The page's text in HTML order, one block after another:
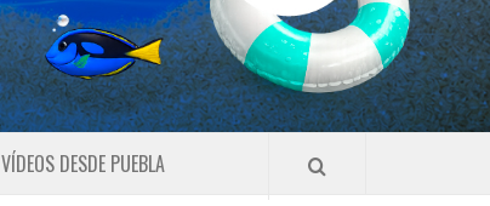
VÍDEOS DESDE PUEBLA